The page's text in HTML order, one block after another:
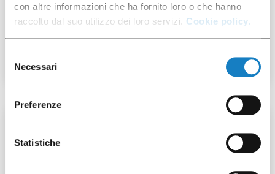
con altre informazioni che ha fornito loro o che hanno
raccolto dal suo utilizzo dei loro servizi. Cookie policy.
delNecessari
Preferenze
Statistiche
103000946
B.18-21cl/7oz MAORI